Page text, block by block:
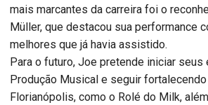
mais marcantes da carreira foi o
Müller, que destacou sua performance
melhores que já havia assistido.
Para o futuro, Joe pretende iniciar
Produção Musical e seguir
Florianópolis, como o Rolé do Milk,